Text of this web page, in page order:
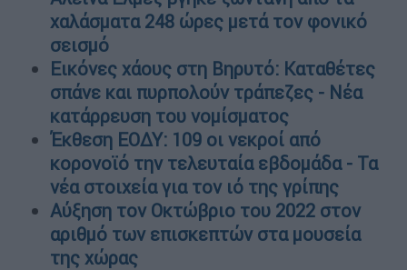
χαλάσματα 248 ώρες μετά τον φονικό
σεισμό
Εικόνες χάους στη Βηρυτό: Καταθέτες
σπάνε και πυρπολούν τράπεζες - Νέα
κατάρρευση του νομίσματος
Έκθεση ΕΟΔΥ: 109 οι νεκροί από
κορονοϊό την τελευταία εβδομάδα - Τα
νέα στοιχεία για τον ιό της γρίπης
Αύξηση τον Οκτώβριο του 2022 στον
αριθμό των επισκεπτών στα μουσεία
της χώρας